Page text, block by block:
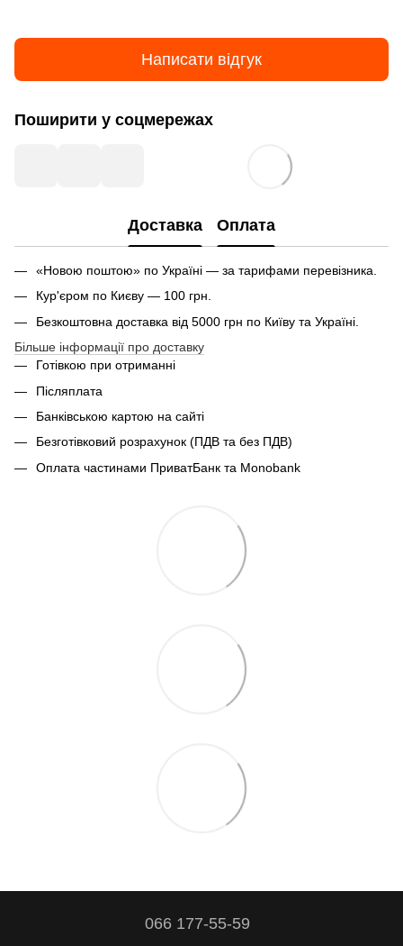
Написати відгук
Поширити у соцмережах
Доставка Оплата
«Новою поштою» по Україні — за тарифами перевізника.
Кур'єром по Києву — 100 грн.
Безкоштовна доставка від 5000 грн по Київу та Україні.
Більше інформації про доставку
Готівкою при отриманні
Післяплата
Банківською картою на сайті
Безготівковий розрахунок (ПДВ та без ПДВ)
Оплата частинами ПриватБанк та Monobank
066 177-55-59